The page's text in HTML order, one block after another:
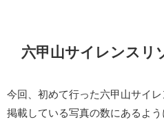
六甲山サイレンスリ
今回、初めて行った六甲山サイレ
掲載している写真の数にあるよ